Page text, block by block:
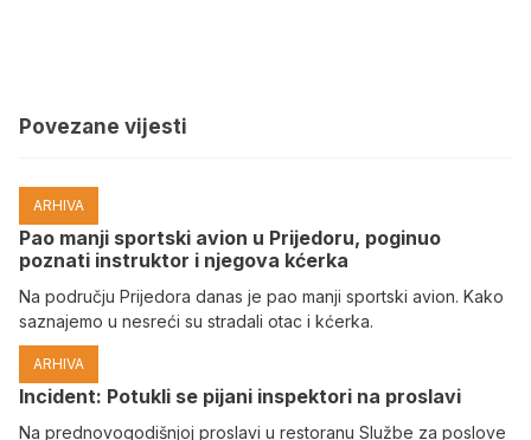
Povezane vijesti
ARHIVA
Pao manji sportski avion u Prijedoru, poginuo
poznati instruktor i njegova kćerka
Na području Prijedora danas je pao manji sportski avion. Kako
saznajemo u nesreći su stradali otac i kćerka.
ARHIVA
Incident: Potukli se pijani inspektori na proslavi
Na prednovogodišnjoj proslavi u restoranu Službe za poslove